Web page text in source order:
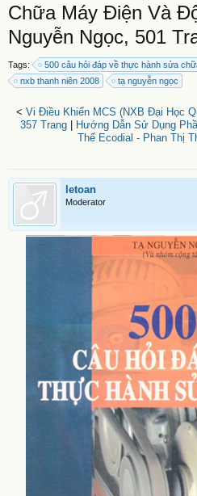
Chữa Máy Điện Và
Nguyễn Ngọc, 501
Tags:
500 câu hỏi đáp về thực hành sửa
nxb thanh niên 2008
tạ nguyễn ngọc
< Vi Điều Khiển MCS (NXB Đại Học
357 Trang|
Hướng Dẫn Sử Dụng
Thế Ecodial - Phan Thị
letoan
Moderator